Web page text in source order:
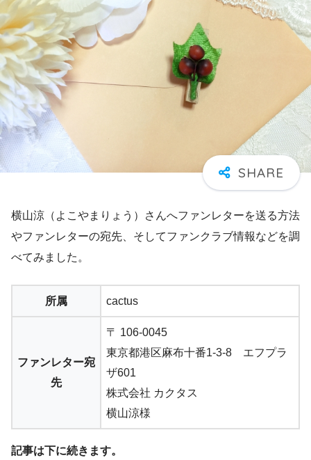
横山涼（よこやまりょう）さんへファンレターを送る方法
やファンレターの宛先、そしてファンクラブ情報などを調
べてみました。
所属 cactus
ファンレター宛
先
〒 106-0045
東京都港区麻布十番1-3-8 エフプラ
ザ601
株式会社 カクタス
横山涼様
記事は下に続きます。